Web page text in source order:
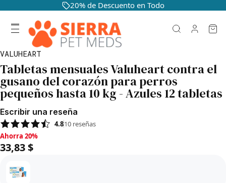
20% de Descuento en Todo
VALUHEART
Tabletas mensuales Valuheart contra el
gusano del corazón para perros
pequeños hasta 10 kg - Azules 12 tabletas
Escribir una reseña
4.810 reseñas
Ahorra 20%, 33,83 $
Ahorra 20%
33,83 $